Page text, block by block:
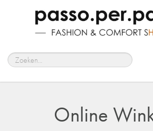
Online